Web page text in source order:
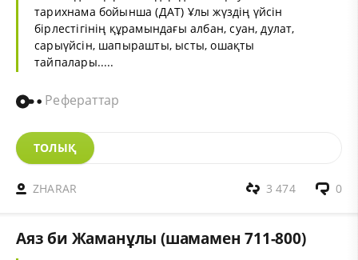
тарихнама бойынша (ДАТ) Ұлы жүздің үйсін
бірлестігінің құрамындағы албан, суан, дулат,
сарыүйсін, шапырашты, ысты, ошақты
тайпалары.....
Рефераттар
ТОЛЫҚ
ZHARAR 0
3 474
Аяз би Жаманұлы (шамамен 711-800)